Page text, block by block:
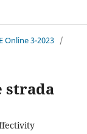
Online 3-2023 /
strada